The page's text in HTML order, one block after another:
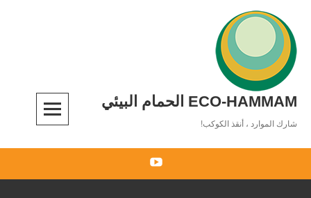
content
ECO-HAMMAM الحمام البيئي
شارك الموارد ، أنقذ الكوكب!
You
Tube